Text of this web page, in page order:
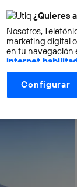
¿Quieres
Nosotros,
marketing digital
en tu navegación
internet
otorgas tu
La tecnología
control.
utilizando tu
vinculada a la
Este
conecte su
Configurar